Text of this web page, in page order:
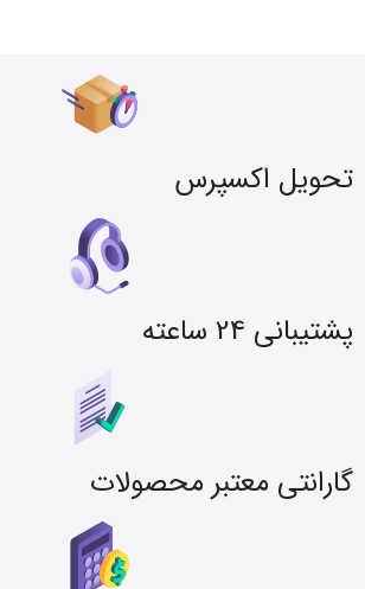
تحویل اکسپرس
پشتیبانی 24 ساعته
گارانتی معتبر محصولات